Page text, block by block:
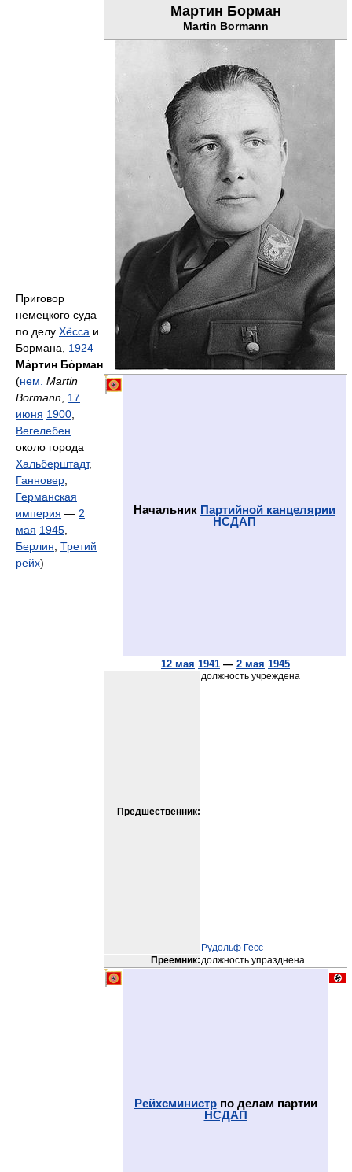
Мартин Борман
Martin Bormann
Начальник Партийной канцелярии
НСДАП
12 мая 1941 — 2 мая 1945
Предшественник:
должность учреждена
Рудольф Гесс
Преемник:должность упразднена
Рейхсминистрпо делам партии
НСДАП
Приговор
немецкого суда
по делу Хёсса и
Бормана, 1924
Ма́ртин Бо́рман
(нем. Martin
Bormann 17
июня 1900
Вегелебен
около города
Хальберштадт,
Ганновер
Германская
империя — 2
мая 1945
Берлин Третий
рейх) —